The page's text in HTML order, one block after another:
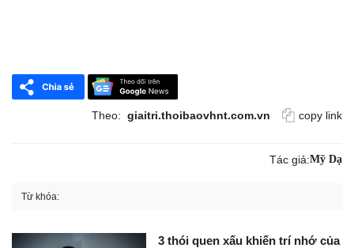
Theo: giaitri.thoibaovhnt.com.vn copy link
Tác giả:Mỹ Dạ
Từ khóa:
3 thói quen xấu khiến trí nhớ của